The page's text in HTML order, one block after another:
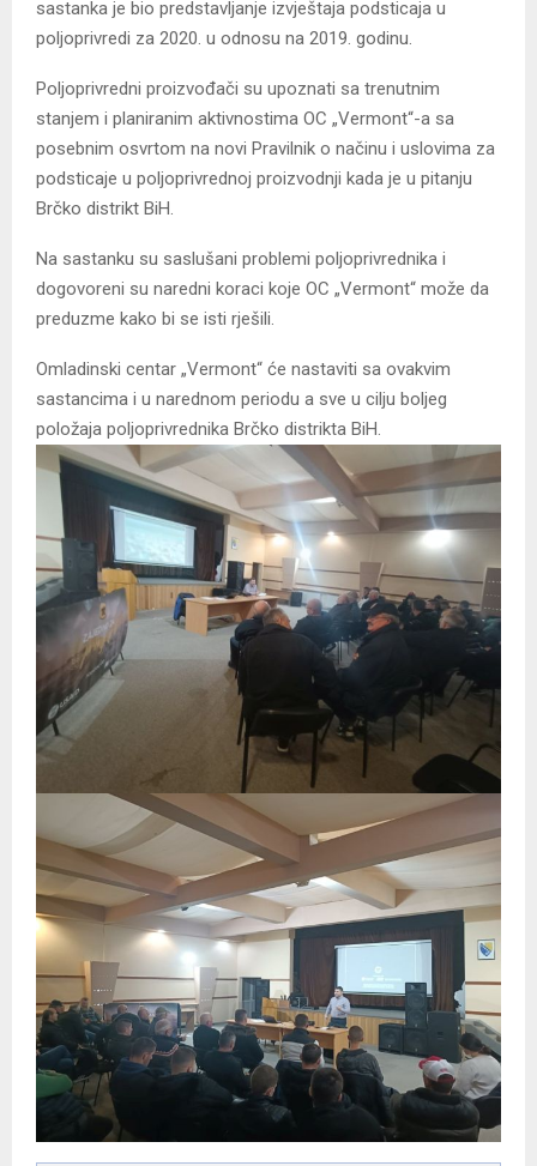
sastanka je bio predstavljanje izvještaja podsticaja u
poljoprivredi za 2020. u odnosu na 2019. godinu.
Poljoprivredni proizvođači su upoznati sa trenutnim
stanjem i planiranim aktivnostima OC „Vermont“-a sa
posebnim osvrtom na novi Pravilnik o načinu i uslovima za
podsticaje u poljoprivrednoj proizvodnji kada je u pitanju
Brčko distrikt BiH.
Na sastanku su saslušani problemi poljoprivrednika i
dogovoreni su naredni koraci koje OC „Vermont“ može da
preduzme kako bi se isti rješili.
Omladinski centar „Vermont“ će nastaviti sa ovakvim
sastancima i u narednom periodu a sve u cilju boljeg
položaja poljoprivrednika Brčko distrikta BiH.